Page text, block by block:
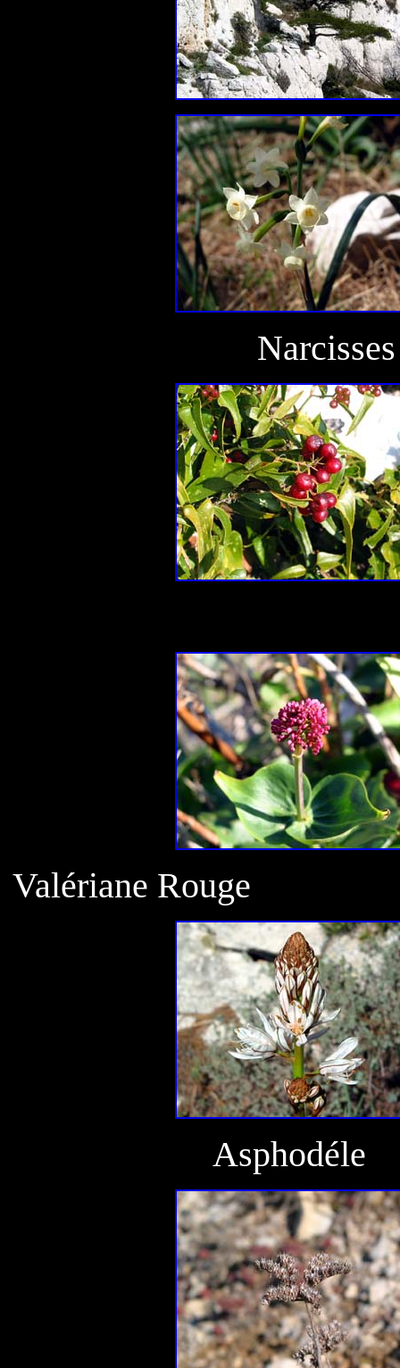
Narcisses
Valériane Rouge
Asphodéle